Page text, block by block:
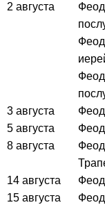
2 августа
3 августа
5 августа
8 августа
14 августа
15 августа